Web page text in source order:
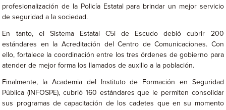
profesionalización de la Policía Estatal para brindar un mejor servicio
de seguridad a la sociedad.
En tanto, el Sistema Estatal C5i de Escudo debió cubrir 200
estándares en la Acreditación del Centro de Comunicaciones. Con
ello, fortalece la coordinación entre los tres órdenes de gobierno para
atender de mejor forma los llamados de auxilio a la población.
Finalmente, la Academia del Instituto de Formación en Seguridad
Pública (INFOSPE), cubrió 160 estándares que le permiten consolidar
sus programas de capacitación de los cadetes que en su momento